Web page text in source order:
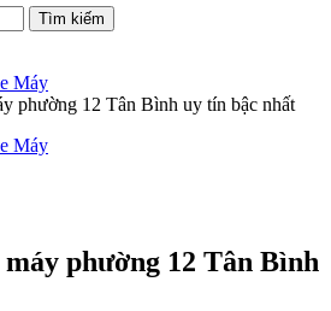
Máy
phường 12 Tân Bình uy tín bậc nhất
Máy
máy phường 12 Tân Bình